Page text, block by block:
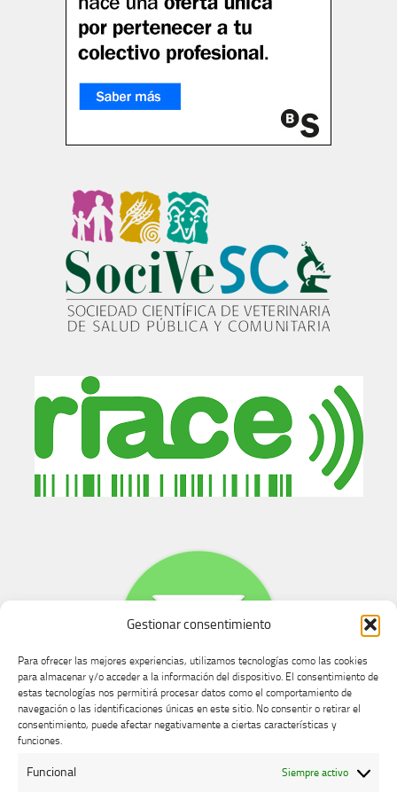
Gestionar consentimiento
Para ofrecer las mejores experiencias, utilizamos tecnologías como las cookies
para almacenar y/o acceder a la información del dispositivo. El consentimiento de
estas tecnologías nos permitirá procesar datos como el comportamiento de
navegación o las identificaciones únicas en este sitio. No consentir o retirar el
consentimiento, puede afectar negativamente a ciertas características y
funciones.
Funcional Siempre activo
Buzón de dudas, quejas y sugerencias